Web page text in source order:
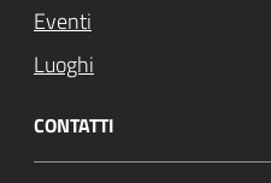
Eventi
Luoghi
CONTATTI